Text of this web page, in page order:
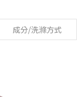
成分/洗滌方式